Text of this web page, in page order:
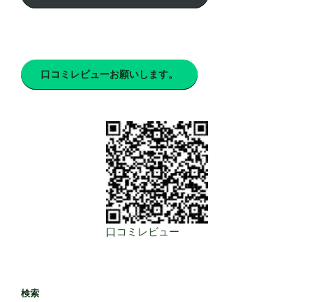
口コミレビューお願いします。
口コミレビュー
検索